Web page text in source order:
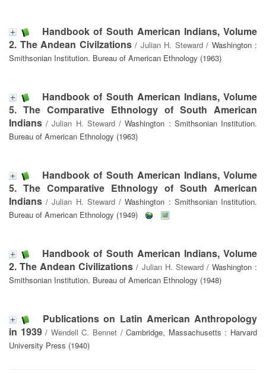
Handbook of South American Indians, Volume
2. The Andean Civilzations/ Julian H. Steward/ Washington :
Smithsonian Institution. Bureau of American Ethnology (1963)
Handbook of South American Indians, Volume
5. The Comparative Ethnology of South American
Indians /Julian H. Steward/ Washington : Smithsonian Institution.
Bureau of American Ethnology (1963)
Handbook of South American Indians, Volume
5. The Comparative Ethnology of South American
Indians /Julian H. Steward/ Washington : Smithsonian Institution.
Bureau of American Ethnology (1949)
Handbook of South American Indians, Volume
2. The Andean Civilizations / Julian H. Steward/ Washington :
Smithsonian Institution. Bureau of American Ethnology (1948)
Publications on Latin American Anthropology
in 1939/ Wendell C. Bennet / Cambridge, Massachusetts : Harvard
University Press (1940)